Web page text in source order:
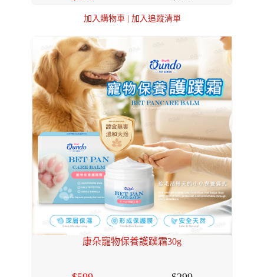
加入購物車 | 加入追蹤清單
康朵寵物保養護蹼霜30g